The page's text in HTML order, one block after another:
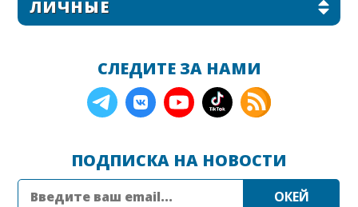
ЛИЧНЫЕ
СЛЕДИТЕ ЗА НАМИ
ПОДПИСКА НА НОВОСТИ